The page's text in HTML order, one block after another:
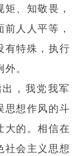
、知敬畏，
人人平等，
有特殊，执行
。
，我党我军
思想作风的斗
大的。相信在
社会主义思想